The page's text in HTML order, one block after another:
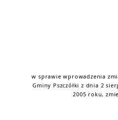
w sprawie wprowadzenia
Gminy Pszczółki z dnia 2
2005 roku,